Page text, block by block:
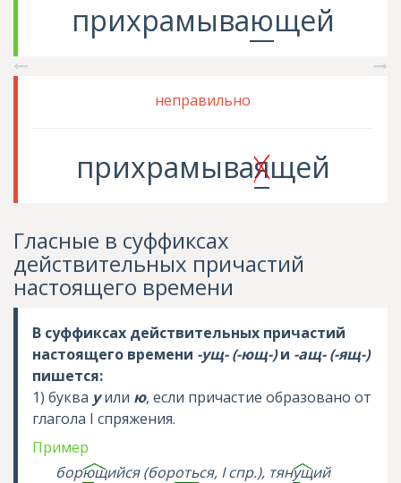
прихрамывающей
неправильно
прихрамываящей
Гласные в суффиксах
действительных причастий
настоящего времени
В суффиксах действительных причастий
настоящего времени -ущ- (-ющ-)и -ащ- (-ящ-)
пишется:
1) буква уили ю, если причастие образовано от
глагола I спряжения.
Пример
борющийся (бороться, I спр.), тянущий